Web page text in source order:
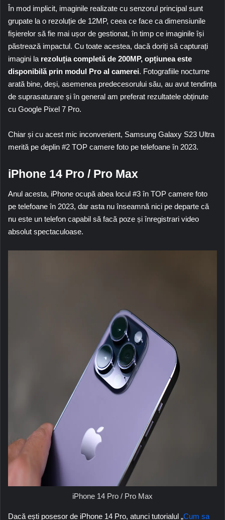
În mod implicit, imaginile realizate cu senzorul principal sunt
grupate la o rezoluție de 12MP, ceea ce face ca dimensiunile
fișierelor să fie mai ușor de gestionat, în timp ce imaginile își
păstrează impactul. Cu toate acestea, dacă doriți să capturați
imagini la rezoluția completă de 200MP, opțiunea este
disponibilă prin modul Pro al camerei. Fotografiile nocturne
arată bine, deși, asemenea predecesorului său, au avut tendința
de suprasaturare și în general am preferat rezultatele obținute
cu Google Pixel 7 Pro.
Chiar și cu acest mic inconvenient, Samsung Galaxy S23 Ultra
merită pe deplin #2 TOP camere foto pe telefoane în 2023.
iPhone 14 Pro / Pro Max
Anul acesta, iPhone ocupă abea locul #3 în TOP camere foto
pe telefoane în 2023, dar asta nu înseamnă nici pe departe că
nu este un telefon capabil să facă poze și înregistrari video
absolut spectaculoase.
iPhone 14 Pro / Pro Max
Dacă ești posesor de iPhone 14 Pro, atunci tutorialul „Cum sa